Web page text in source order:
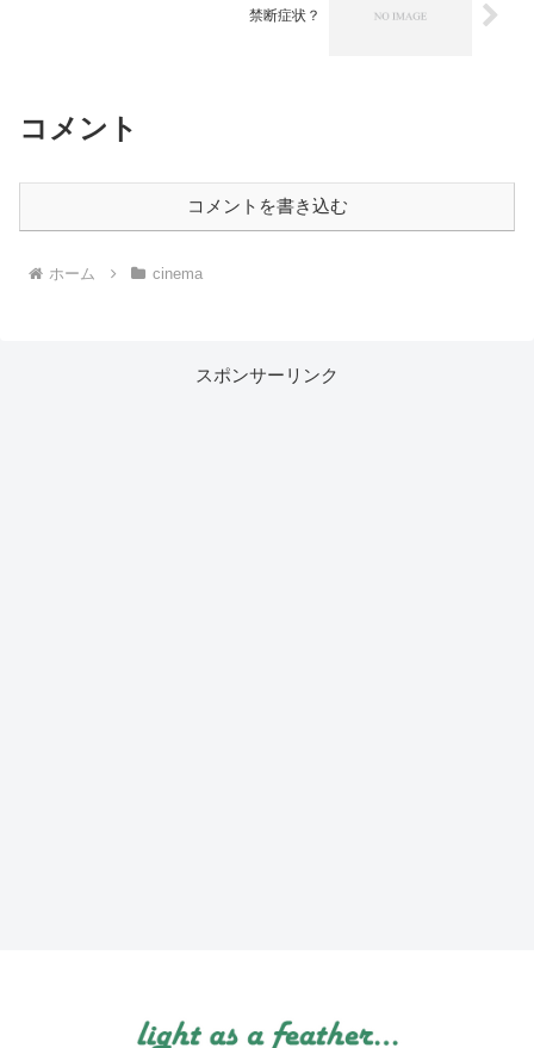
禁断症状？
コメント
コメントを書き込む
ホーム cinema
スポンサーリンク